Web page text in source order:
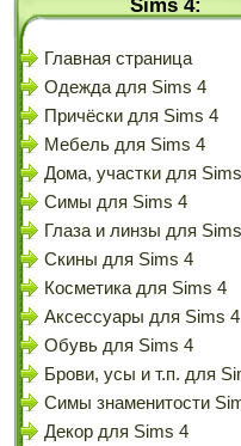
Sims 4:
Главная страница
Одежда для Sims 4
Причёски для Sims 4
Мебель для Sims 4
Дома, участки для
Симы для Sims 4
Глаза и линзы для
Скины для Sims 4
Косметика для Sims 4
Аксессуары для Sims 4
Обувь для Sims 4
Брови, усы и т.п. для
Симы знаменитости
Декор для Sims 4